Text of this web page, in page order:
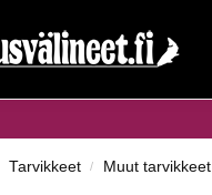
Tarvikkeet / Muut tarvikkeet